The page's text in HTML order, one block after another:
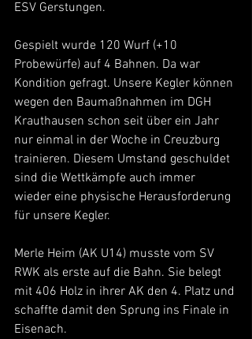
ESV Gerstungen.
Gespielt wurde 120 Wurf (+10
Probewürfe) auf 4 Bahnen. Da war
Kondition gefragt. Unsere Kegler können
wegen den Baumaßnahmen im DGH
Krauthausen schon seit über ein Jahr
nur einmal in der Woche in Creuzburg
trainieren. Diesem Umstand geschuldet
sind die Wettkämpfe auch immer
wieder eine physische Herausforderung
für unsere Kegler.
Merle Heim (AK U14) musste vom SV
RWK als erste auf die Bahn. Sie belegt
mit 406 Holz in ihrer AK den 4. Platz und
schaffte damit den Sprung ins Finale in
Eisenach.